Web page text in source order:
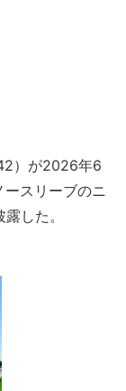
）が2026年6
スリーブのニ
した。